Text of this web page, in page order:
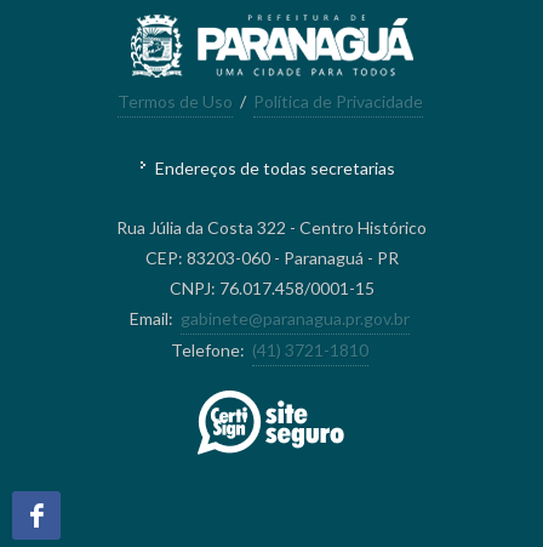
Termos de Uso / Política de Privacidade
Endereços de todas secretarias
Rua Júlia da Costa 322 - Centro Histórico
CEP: 83203-060 - Paranaguá - PR
CNPJ: 76.017.458/0001-15
Email: gabinete@paranagua.pr.gov.br
Telefone: (41) 3721-1810